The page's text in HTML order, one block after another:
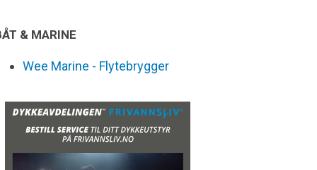
& MARINE
Wee Marine - Flytebrygger